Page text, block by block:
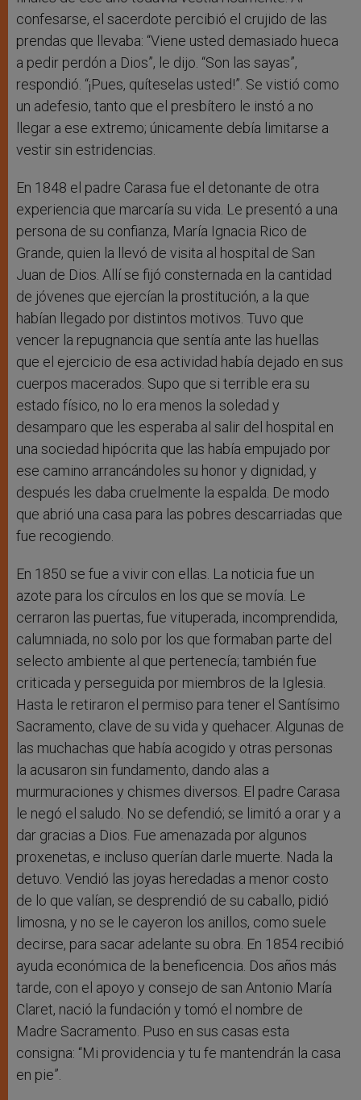
confesarse, el sacerdote percibió el crujido de las
prendas que llevaba: “Viene usted demasiado hueca
a pedir perdón a Dios”, le dijo. “Son las sayas”,
respondió. “¡Pues, quíteselas usted!”. Se vistió como
un adefesio, tanto que el presbítero le instó a no
llegar a ese extremo; únicamente debía limitarse a
vestir sin estridencias.
En 1848 el padre Carasa fue el detonante de otra
experiencia que marcaría su vida. Le presentó a una
persona de su confianza, María Ignacia Rico de
Grande, quien la llevó de visita al hospital de San
Juan de Dios. Allí se fijó consternada en la cantidad
de jóvenes que ejercían la prostitución, a la que
habían llegado por distintos motivos. Tuvo que
vencer la repugnancia que sentía ante las huellas
que el ejercicio de esa actividad había dejado en sus
cuerpos macerados. Supo que si terrible era su
estado físico, no lo era menos la soledad y
desamparo que les esperaba al salir del hospital en
una sociedad hipócrita que las había empujado por
ese camino arrancándoles su honor y dignidad, y
después les daba cruelmente la espalda. De modo
que abrió una casa para las pobres descarriadas que
fue recogiendo.
En 1850 se fue a vivir con ellas. La noticia fue un
azote para los círculos en los que se movía. Le
cerraron las puertas, fue vituperada, incomprendida,
calumniada, no solo por los que formaban parte del
selecto ambiente al que pertenecía; también fue
criticada y perseguida por miembros de la Iglesia.
Hasta le retiraron el permiso para tener el Santísimo
Sacramento, clave de su vida y quehacer. Algunas de
las muchachas que había acogido y otras personas
la acusaron sin fundamento, dando alas a
murmuraciones y chismes diversos. El padre Carasa
le negó el saludo. No se defendió; se limitó a orar y a
dar gracias a Dios. Fue amenazada por algunos
proxenetas, e incluso querían darle muerte. Nada la
detuvo. Vendió las joyas heredadas a menor costo
de lo que valían, se desprendió de su caballo, pidió
limosna, y no se le cayeron los anillos, como suele
decirse, para sacar adelante su obra. En 1854 recibió
ayuda económica de la beneficencia. Dos años más
tarde, con el apoyo y consejo de san Antonio María
Claret, nació la fundación y tomó el nombre de
Madre Sacramento. Puso en sus casas esta
consigna: “Mi providencia y tu fe mantendrán la casa
en pie”.